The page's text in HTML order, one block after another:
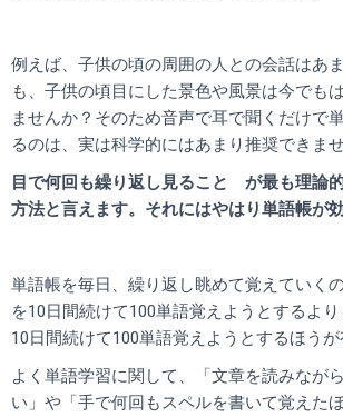
例えば、子供の頃の周囲の人との会話はあ
も、子供の頃目にした景色や風景は今でも
ませんか？ そのため音声で耳で聞くだけで
るのは、実は科学的にはあまり推奨できませ
目で何回も繰り返し見ること が最も理論
方法と言えます。それにはやはり単語帳が効
単語帳を毎日、繰り返し眺めて覚えていく
を10日間続けて100単語覚えようとするよ
10日間続けて100単語覚えようとするほうが
よく単語学習に関して、「文章を読みなが
い」や「手で何回もスペルを書いて覚えた